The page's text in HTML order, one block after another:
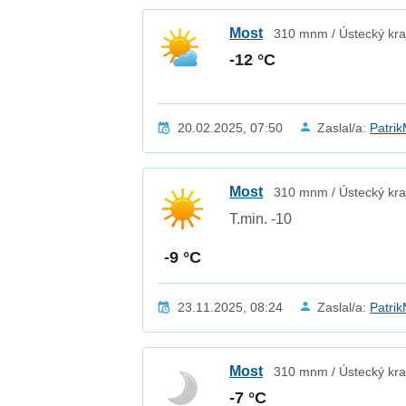
Most 310 mnm / Ústecký
-12 °C
20.02.2025, 07:50 Zaslal/a:
-9 °C
Most 310 mnm / Ústecký
T.min. -10
23.11.2025, 08:24 Zaslal/a:
Most 310 mnm / Ústecký
-7 °C